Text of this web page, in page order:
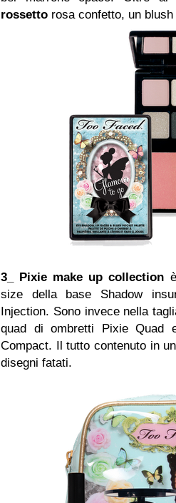
rossetto rosa confetto, un
3_ Pixie make up collection
size della base Shadow
Injection. Sono invece nella
quad di ombretti Pixie Quad
Compact. Il tutto contenuto in
disegni fatati.